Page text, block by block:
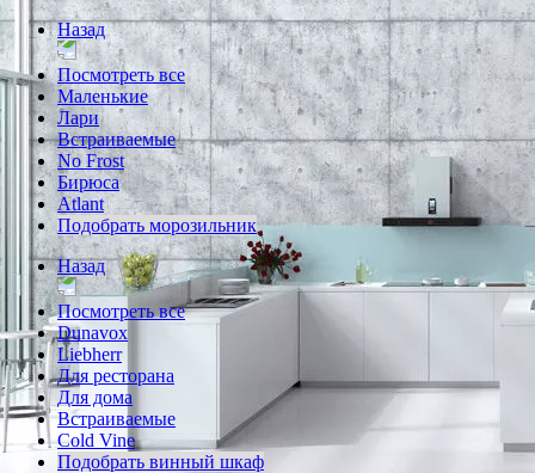
Назад
Посмотреть все
Маленькие
Лари
Встраиваемые
No Frost
Бирюса
Atlant
Подобрать морозильник
Назад
Посмотреть все
Dunavox
Liebherr
Для ресторана
Для дома
Встраиваемые
Cold Vine
Подобрать винный шкаф